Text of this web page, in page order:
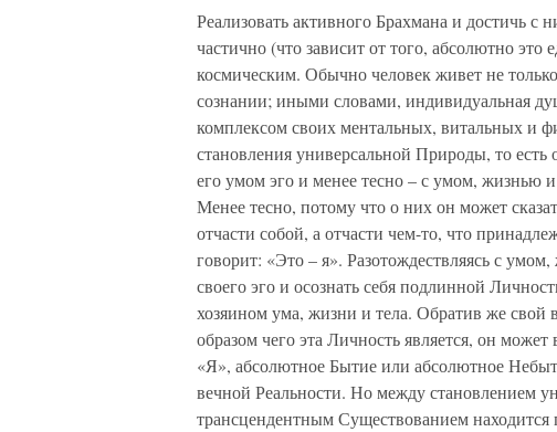
Реализовать активного Брахмана и достичь с
частично (что зависит от того, абсолютно
космическим. Обычно человек живет не
сознании; иными словами, индивидуальная
комплексом своих ментальных, витальных и
становления универсальной Природы, то есть
его умом эго и менее тесно – с умом,
Менее тесно, потому что о них он может
отчасти собой, а отчасти чем-то, что
говорит: «Это – я». Разотождествляясь с
своего эго и осознать себя подлинной
хозяином ума, жизни и тела. Обратив же свой
образом чего эта Личность является, он
«Я», абсолютное Бытие или абсолютное
вечной Реальности. Но между становлением
трансцендентным Существованием